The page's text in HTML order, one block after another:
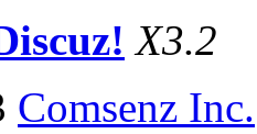
X3.2
Comsenz Inc.